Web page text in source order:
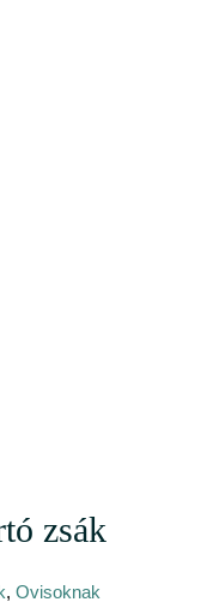
zsák
, Ovisoknak